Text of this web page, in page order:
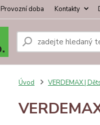
Provozní doba Kontakty
Úvod VERDEMAX |